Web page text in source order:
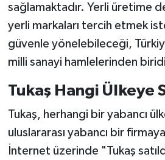
sağlamaktadır. Yerli üretime
yerli markaları tercih etmek
güvenle yönelebileceği,
milli sanayi hamlelerinden
Tukaş Hangi Ülkeye
Tukaş, herhangi bir yabancı
uluslararası yabancı bir firmaya
İnternet üzerinde "Tukaş